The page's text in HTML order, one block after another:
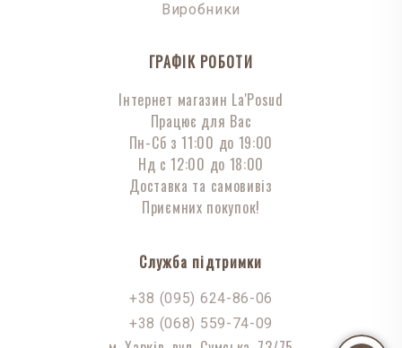
Виробники
ГРАФІК РОБОТИ
Інтернет магазин La'Posud
Працює для Вас
Пн-Сб з 11:00 до 19:00
Нд с 12:00 до 18:00
Доставка та самовивіз
Приємних покупок!
Служба підтримки
+38 (095) 624-86-06
+38 (068) 559-74-09